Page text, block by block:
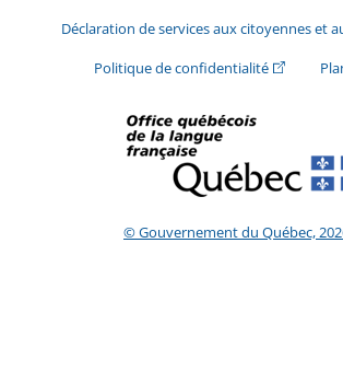
Déclaration de services aux citoyennes et
Politique de confidentialité(Cet
© Gouvernement du Québec,